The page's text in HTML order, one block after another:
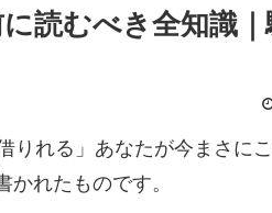
読むべき全知識
りれる」あなたが今まさに
れたものです。